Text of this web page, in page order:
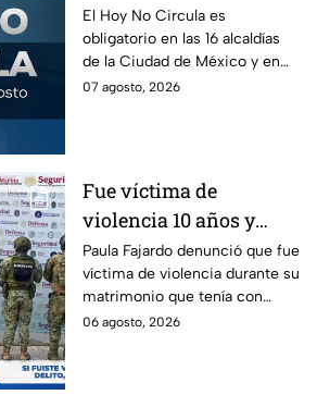
Revisa el Hoy No
Circula de este 7 de
agosto
El Hoy No Circula es
obligatorio en las 16 alcaldías
de la Ciudad de México y en
los municipios conurbados del
07 agosto, 2026
Fue víctima de
violencia 10 años y
hasta ahora detienen al
presunto agresor: el
caso de Paula Fajardo
Paula Fajardo denunció que fue
víctima de violencia durante su
matrimonio que tenía con
Jorge Francisco “N”, quien fue
06 agosto, 2026